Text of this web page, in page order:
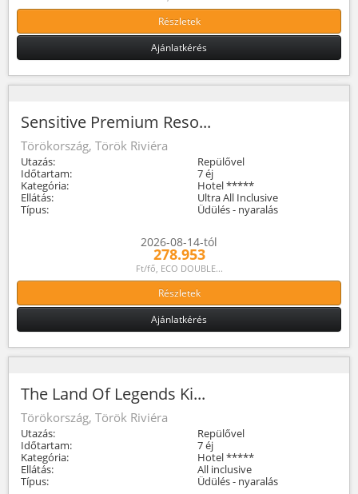
Részletek
Ajánlatkérés
Sensitive Premium Reso...
Törökország, Török Riviéra
Utazás:
Repülővel
Időtartam:
7 éj
Kategória:
Hotel *****
Ellátás:
Ultra All Inclusive
Típus:
Üdülés - nyaralás
2026-08-14-tól
278.953
Ft/fő, ECO DOUBLE...
Részletek
Ajánlatkérés
The Land Of Legends Ki...
Törökország, Török Riviéra
Utazás:
Repülővel
Időtartam:
7 éj
Kategória:
Hotel *****
Ellátás:
All inclusive
Típus:
Üdülés - nyaralás